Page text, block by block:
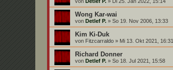
Wong Kar-wai
von Detlef P. » So 19. Nov 2006, 13:33
Kim Ki-Duk
von Fitzcarraldo » Mi 13. Okt 2021, 16:31
Richard Donner
von Detlef P. » So 18. Jul 2021, 15:58